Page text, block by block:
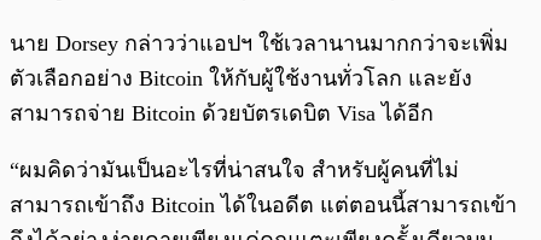
นาย Dorsey กล่าวว่าแอปฯ ใช้เวลานานมากกว่าจะเพิ่ม
ตัวเลือกอย่าง Bitcoin ให้กับผู้ใช้งานทั่วโลก และยัง
สามารถจ่าย Bitcoin ด้วยบัตรเดบิต Visa ได้อีก
“ผมคิดว่ามันเป็นอะไรที่น่าสนใจ สำหรับผู้คนที่ไม่
สามารถเข้าถึง Bitcoin ได้ในอดีต แต่ตอนนี้สามารถเข้า